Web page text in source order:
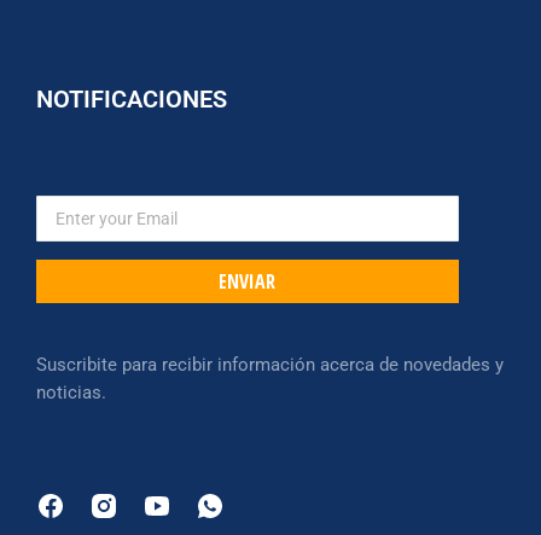
NOTIFICACIONES
ENVIAR
Suscribite para recibir información acerca de novedades y
noticias.